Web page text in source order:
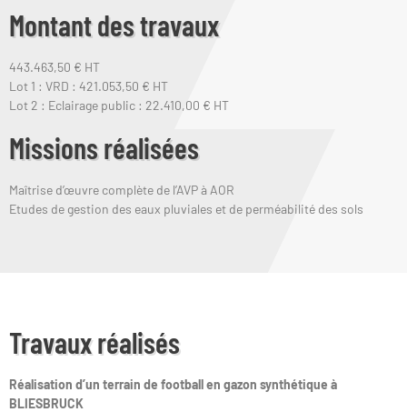
Montant des travaux
443.463,50 € HT
Lot 1 : VRD : 421.053,50 € HT
Lot 2 : Eclairage public : 22.410,00 € HT
Missions réalisées
Maîtrise d’œuvre complète de l’AVP à AOR
Etudes de gestion des eaux pluviales et de perméabilité des sols
Travaux réalisés
Réalisation d’un terrain de football en gazon synthétique à
BLIESBRUCK